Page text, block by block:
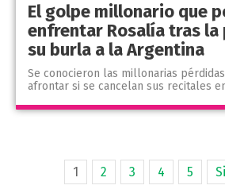
El golpe millonario que
enfrentar Rosalía tras la
su burla a la Argentina
Se conocieron las millonarias
afrontar si se cancelan sus recitales
1 2 3 4 5